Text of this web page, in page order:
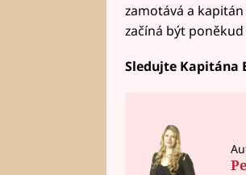
zamotává a
začíná být
Sledujte Kapitána